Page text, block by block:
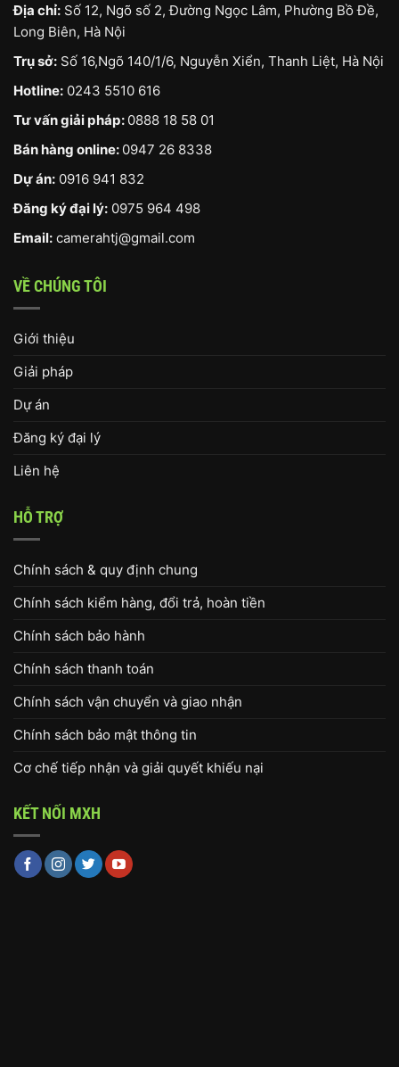
Địa chỉ: Số 12, Ngõ số 2, Đường Ngọc Lâm, Phường Bồ Đề,
Long Biên, Hà Nội
Trụ sở: Số 16,Ngõ 140/1/6, Nguyễn Xiển, Thanh Liệt, Hà Nội
Hotline: 0243 5510 616
Tư vấn giải pháp: 0888 18 58 01
Bán hàng online: 0947 26 8338
Dự án: 0916 941 832
Đăng ký đại lý: 0975 964 498
Email: camerahtj@gmail.com
VỀ CHÚNG TÔI
Giới thiệu
Giải pháp
Dự án
Đăng ký đại lý
Liên hệ
HỖ TRỢ
Chính sách & quy định chung
Chính sách kiểm hàng, đổi trả, hoàn tiền
Chính sách bảo hành
Chính sách thanh toán
Chính sách vận chuyển và giao nhận
Chính sách bảo mật thông tin
Cơ chế tiếp nhận và giải quyết khiếu nại
KẾT NỐI MXH